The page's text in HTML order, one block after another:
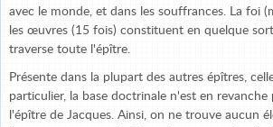
avec le monde, et dans les souffrances. La foi
les œuvres (15 fois) constituent en quelque
traverse toute l'épître.
Présente dans la plupart des autres épîtres,
particulier, la base doctrinale n'est en revanche
l'épître de Jacques. Ainsi, on ne trouve aucun